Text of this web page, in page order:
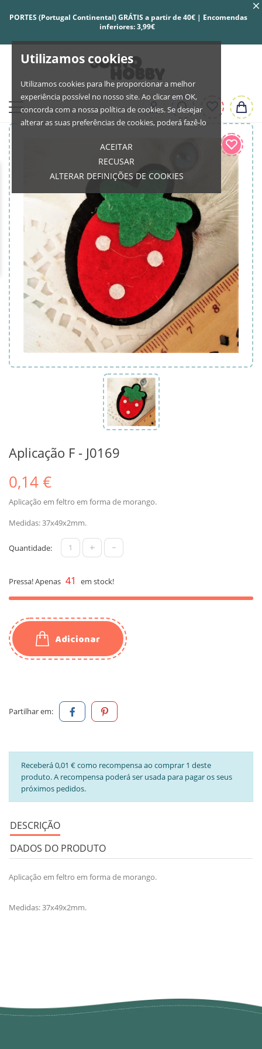
Utilizamos cookies
Utilizamos cookies para lhe proporcionar a melhor
experiência possível no nosso site. Ao clicar em OK,
concorda com a nossa política de cookies. Se desejar
alterar as suas preferências de cookies, poderá fazê-lo
ACEITAR
RECUSAR
ALTERAR DEFINIÇÕES DE COOKIES
PORTES (Portugal Continental) GRÁTIS a partir de 40€ | Encomendas
inferiores: 3,99€
Aplicação F - J0169
0,14 €
Aplicação em feltro em forma de morango.
Medidas: 37x49x2mm.
Quantidade: + -
Pressa! Apenas 41 em stock!
Adicionar
Partilhar em:
Receberá 0,01 € como recompensa ao comprar 1 deste
produto. A recompensa poderá ser usada para pagar os seus
próximos pedidos.
DESCRIÇÃO
DADOS DO PRODUTO
Aplicação em feltro em forma de morango.
Medidas: 37x49x2mm.